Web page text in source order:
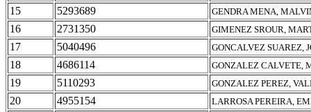
15 5293689 GENDRA MENA,
16 2731350 GIMENEZ SROUR,
17 5040496 GONCALVEZ SUAREZ,
18 4686114 GONZALEZ CALVETE,
19 5110293 GONZALEZ PEREZ,
20 4955154 LARROSA PEREIRA,